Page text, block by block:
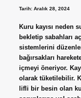
Tarih: Aralık 28, 2024
Kuru kayısı neden
bekletip sabahları
sistemlerini
bağırsakları
içmeyi öneriyor.
olarak tüketilebilir.
lifli bir besin olan